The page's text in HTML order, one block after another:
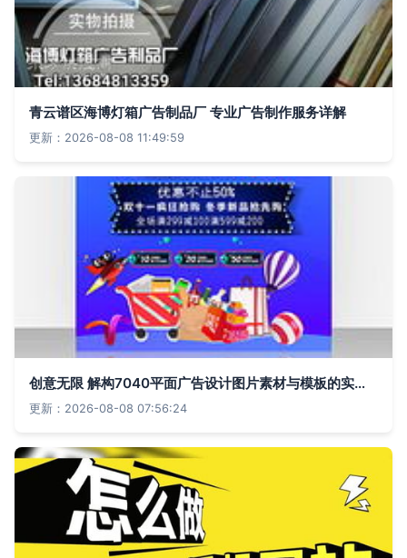
青云谱区海博灯箱广告制品厂 专业广告制作服务详解
更新：2026-08-08 11:49:59
创意无限 解构7040平面广告设计图片素材与模板的实用指南
更新：2026-08-08 07:56:24